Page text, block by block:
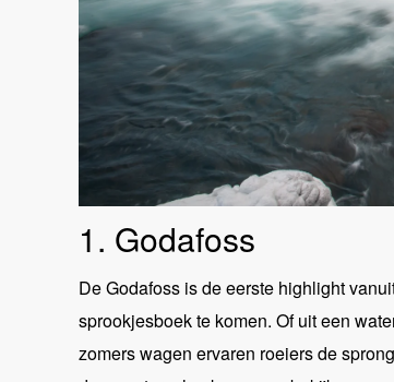
1. Godafoss
De Godafoss is de eerste highlight
sprookjesboek te komen. Of uit een
zomers wagen ervaren roeiers de